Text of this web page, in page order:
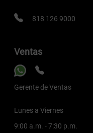
818 126 9000
Ventas
Gerente de Ventas
Lunes a Viernes
9:00 a.m. - 7:30 p.m.